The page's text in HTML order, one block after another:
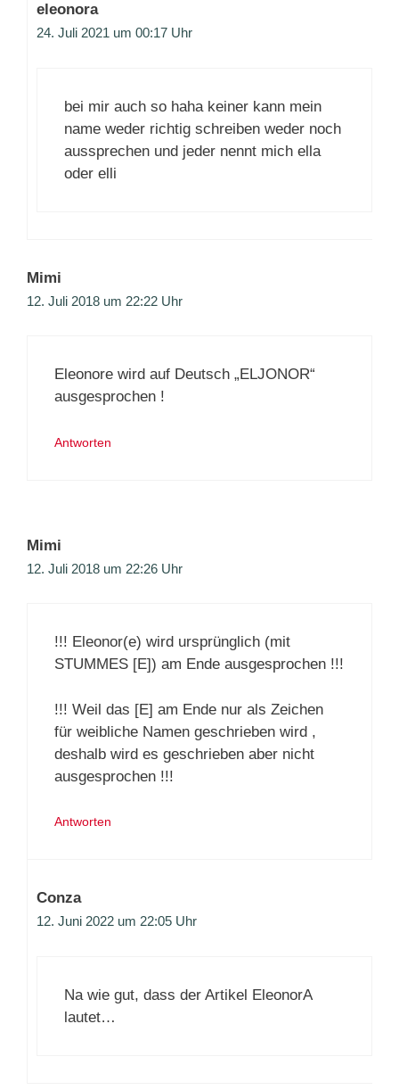
eleonora
24. Juli 2021 um 00:17 Uhr
bei mir auch so haha keiner kann mein
name weder richtig schreiben weder noch
aussprechen und jeder nennt mich ella
oder elli
Mimi
12. Juli 2018 um 22:22 Uhr
Eleonore wird auf Deutsch „ELJONOR“
ausgesprochen !
Antworten
Mimi
12. Juli 2018 um 22:26 Uhr
!!! Eleonor(e) wird ursprünglich (mit
STUMMES [E]) am Ende ausgesprochen !!!
!!! Weil das [E] am Ende nur als Zeichen
für weibliche Namen geschrieben wird ,
deshalb wird es geschrieben aber nicht
ausgesprochen !!!
Antworten
Conza
12. Juni 2022 um 22:05 Uhr
Na wie gut, dass der Artikel EleonorA
lautet…